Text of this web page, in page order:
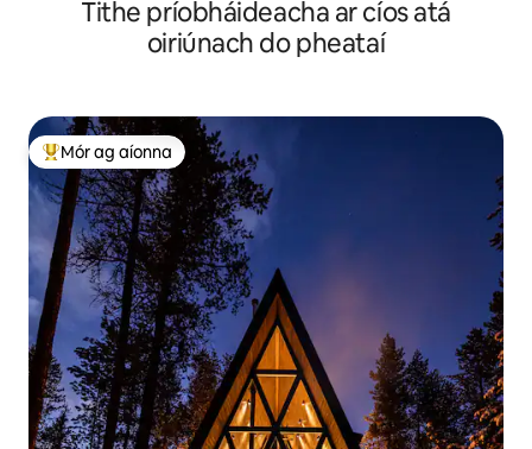
Tithe príobháideacha ar cíos atá
oiriúnach do pheataí
An-mhór ag aíonna
Mór ag aíonna